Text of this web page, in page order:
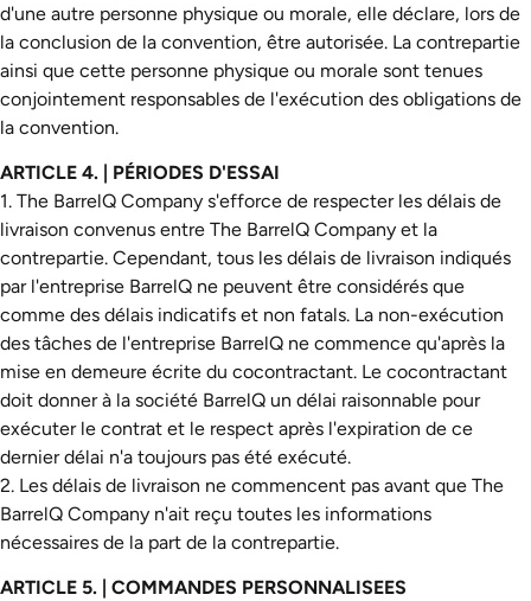
d'une autre personne physique ou morale, elle déclare, lors de
la conclusion de la convention, être autorisée. La contrepartie
ainsi que cette personne physique ou morale sont tenues
conjointement responsables de l'exécution des obligations de
la convention.
ARTICLE 4. | PÉRIODES D'ESSAI
1. The BarrelQ Company s'efforce de respecter les délais de
livraison convenus entre The BarrelQ Company et la
contrepartie. Cependant, tous les délais de livraison indiqués
par l'entreprise BarrelQ ne peuvent être considérés que
comme des délais indicatifs et non fatals. La non-exécution
des tâches de l'entreprise BarrelQ ne commence qu'après la
mise en demeure écrite du cocontractant. Le cocontractant
doit donner à la société BarrelQ un délai raisonnable pour
exécuter le contrat et le respect après l'expiration de ce
dernier délai n'a toujours pas été exécuté.
2. Les délais de livraison ne commencent pas avant que The
BarrelQ Company n'ait reçu toutes les informations
nécessaires de la part de la contrepartie.
ARTICLE 5. | COMMANDES PERSONNALISEES